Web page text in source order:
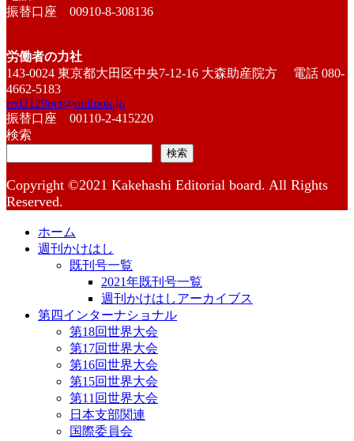
振替口座 00910-8-308136
労働者の力社
143-0024 東京都大田区中央7-12-16 大森助産院方 電話 080-
4662-5183
red2129oct@outlook.jp
振替口座 00110-2-415220
検索
検索
Copyright ©2021 Kakehashi Editorial board. All Rights
Reserved.
ホーム
週刊かけはし
既刊号一覧
2021年既刊号一覧
週刊かけはしアーカイブス
第四インターナショナル
第18回世界大会
第17回世界大会
第16回世界大会
第15回世界大会
第11回世界大会
日本支部関連
国際委員会